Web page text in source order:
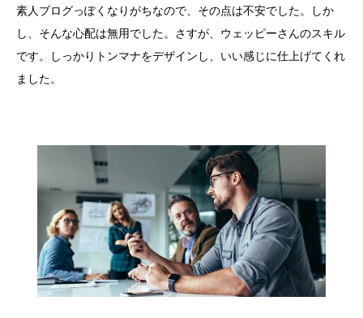
素人ブログっぽくなりがちなので、その点は不安でした。しか
し、そんな心配は無用でした。さすが、ウェッピーさんのスキル
です。しっかりトンマナをデザインし、いい感じに仕上げてくれ
ました。